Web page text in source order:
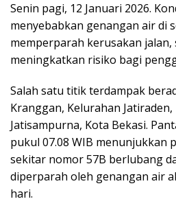
Senin pagi, 12 Januari 2026.
menyebabkan genangan air di
memperparah kerusakan jalan,
meningkatkan risiko bagi
Salah satu titik terdampak
Kranggan, Kelurahan Jatiraden,
Jatisampurna, Kota Bekasi.
pukul 07.08 WIB menunjukkan
sekitar nomor 57B berlubang
diperparah oleh genangan air
hari.